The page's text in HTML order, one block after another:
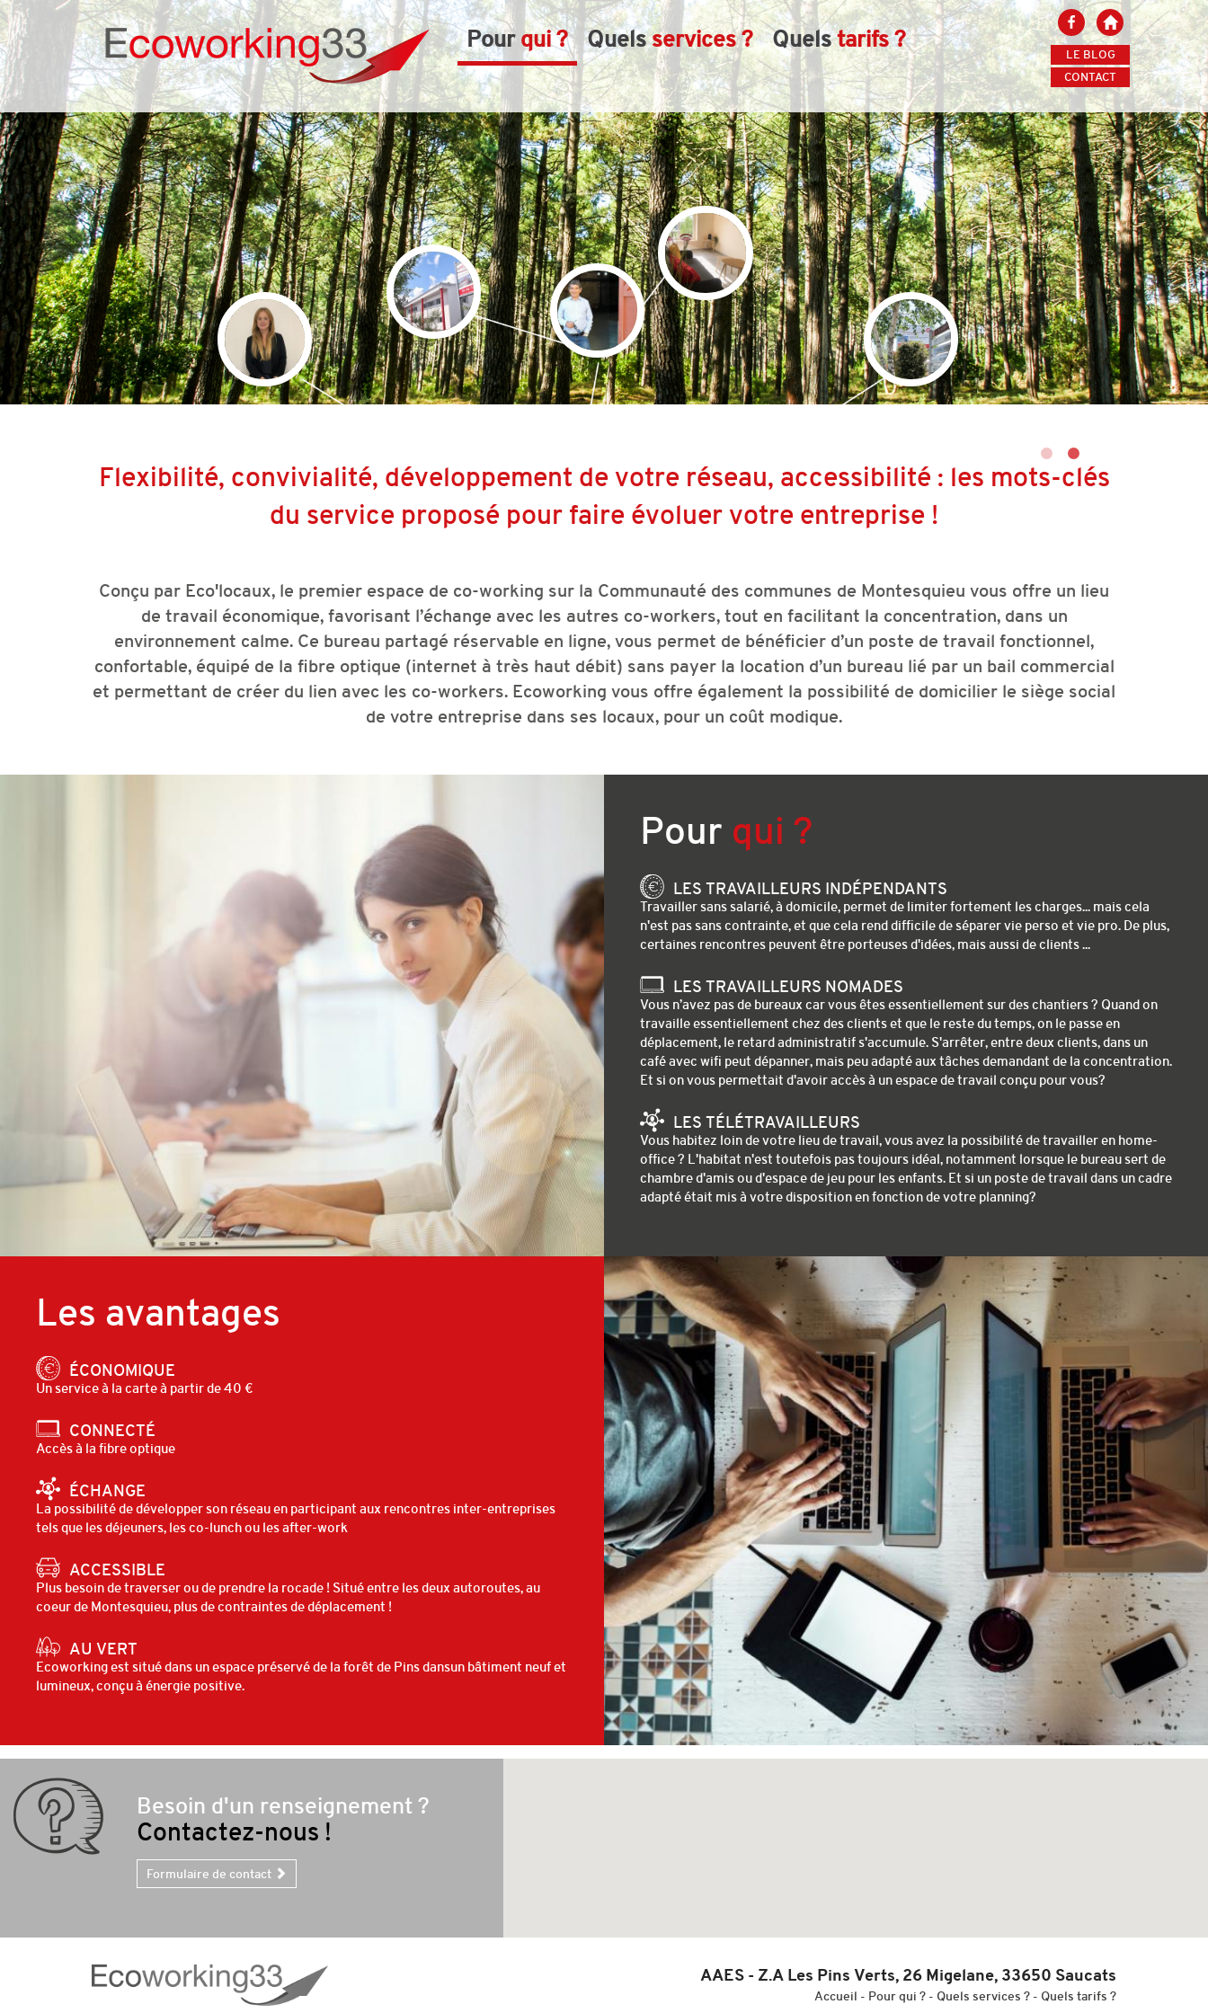
LE BLOG
CONTACT
Pourqui ? Quelsservices ? Quelstarifs ?
Flexibilité, convivialité, développement de votre réseau, accessibilité : les mots-clés
du service proposé pour faire évoluer votre entreprise !
Conçu par Eco'locaux, le premier espace de co-working sur la Communauté des communes de Montesquieu vous offre un lieu
de travail économique, favorisant l’échange avec les autres co-workers, tout en facilitant la concentration, dans un
environnement calme. Ce bureau partagé réservable en ligne, vous permet de bénéficier d’un poste de travail fonctionnel,
confortable, équipé de la fibre optique (internet à très haut débit) sans payer la location d’un bureau lié par un bail commercial
et permettant de créer du lien avec les co-workers. Ecoworking vous offre également la possibilité de domicilier le siège social
de votre entreprise dans ses locaux, pour un coût modique.
Pour qui ?
LES TRAVAILLEURS INDÉPENDANTS
Travailler sans salarié, à domicile, permet de limiter fortement les charges... mais cela
n'est pas sans contrainte, et que cela rend difficile de séparer vie perso et vie pro. De plus,
certaines rencontres peuvent être porteuses d'idées, mais aussi de clients ...
LES TRAVAILLEURS NOMADES
Vous n’avez pas de bureaux car vous êtes essentiellement sur des chantiers ? Quand on
travaille essentiellement chez des clients et que le reste du temps, on le passe en
déplacement, le retard administratif s'accumule. S'arrêter, entre deux clients, dans un
café avec wifi peut dépanner, mais peu adapté aux tâches demandant de la concentration.
Et si on vous permettait d'avoir accès à un espace de travail conçu pour vous?
LES TÉLÉTRAVAILLEURS
Vous habitez loin de votre lieu de travail, vous avez la possibilité de travailler en home-
office ? L'habitat n'est toutefois pas toujours idéal, notamment lorsque le bureau sert de
chambre d'amis ou d'espace de jeu pour les enfants. Et si un poste de travail dans un cadre
adapté était mis à votre disposition en fonction de votre planning?
Les avantages
ÉCONOMIQUE
Un service à la carte à partir de 40 €
CONNECTÉ
Accès à la fibre optique
ÉCHANGE
La possibilité de développer son réseau en participant aux rencontres inter-entreprises
tels que les déjeuners, les co-lunch ou les after-work
ACCESSIBLE
Plus besoin de traverser ou de prendre la rocade ! Situé entre les deux autoroutes, au
coeur de Montesquieu, plus de contraintes de déplacement !
AU VERT
Ecoworking est situé dans un espace préservé de la forêt de Pins dansun bâtiment neuf et
lumineux, conçu à énergie positive.
Besoin d'un renseignement ?
Contactez-nous !
Formulaire de contact
AAES - Z.A Les Pins Verts, 26 Migelane, 33650 Saucats
Accueil - Pourqui ? - Quels services ? - Quels tarifs ?